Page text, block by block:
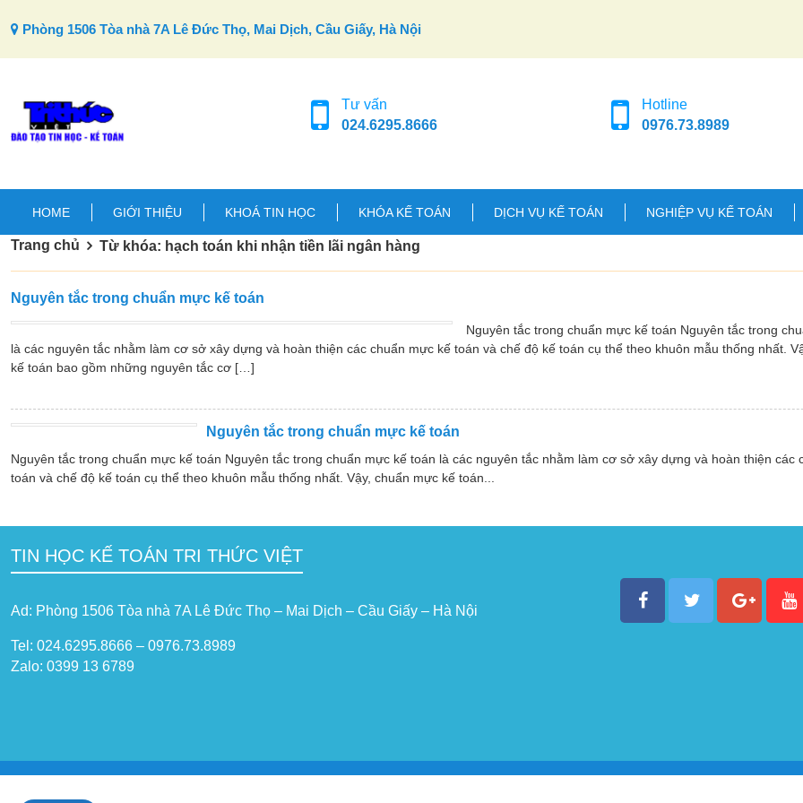
Phòng 1506 Tòa nhà 7A Lê Đức Thọ, Mai Dịch, Cầu Giấy, Hà Nội
Tư vấn
024.6295.8666
Hotline
0976.73.8989
HOME GIỚI THIỆU KHOÁ TIN HỌC KHÓA KẾ TOÁN DỊCH VỤ KẾ TOÁN NGHIỆP VỤ KẾ TOÁN
Trang chủ Từ khóa: hạch toán khi nhận tiền lãi ngân hàng
Nguyên tắc trong chuẩn mực kế toán
Nguyên tắc trong chuẩn mực kế toán Nguyên tắc trong
là các nguyên tắc nhằm làm cơ sở xây dựng và hoàn thiện các chuẩn mực kế toán và chế độ kế toán cụ thể theo khuôn mẫu thống nhất.
kế toán bao gồm những nguyên tắc cơ […]
Nguyên tắc trong chuẩn mực kế toán
Nguyên tắc trong chuẩn mực kế toán Nguyên tắc trong chuẩn mực kế toán là các nguyên tắc nhằm làm cơ sở xây dựng và hoàn thiện các
toán và chế độ kế toán cụ thể theo khuôn mẫu thống nhất. Vậy, chuẩn mực kế toán...
TIN HỌC KẾ TOÁN TRI THỨC VIỆT
Ad: Phòng 1506 Tòa nhà 7A Lê Đức Thọ – Mai Dịch – Cầu Giấy – Hà Nội
Tel: 024.6295.8666 – 0976.73.8989
Zalo: 0399 13 6789